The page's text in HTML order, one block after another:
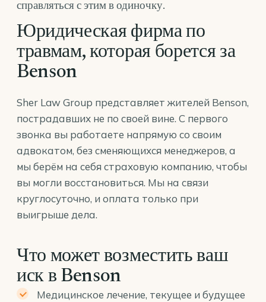
справляться с этим в одиночку.
Юридическая фирма по
травмам, которая борется за
Benson
Sher Law Group представляет жителей Benson,
пострадавших не по своей вине. С первого
звонка вы работаете напрямую со своим
адвокатом, без сменяющихся менеджеров, а
мы берём на себя страховую компанию, чтобы
вы могли восстановиться. Мы на связи
круглосуточно, и оплата только при
выигрыше дела.
Что может возместить ваш
иск в Benson
Медицинское лечение, текущее и будущее